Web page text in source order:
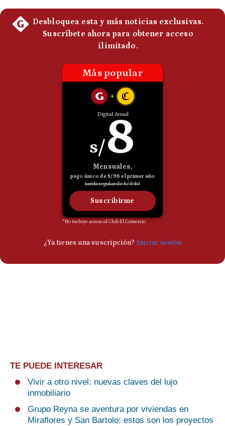
TE PUEDE INTERESAR
Vivir a otro nivel: nuevas claves del lujo
inmobiliario
Grupo Reyna se aventura por viviendas en
Miraflores y San Bartolo: estos son los proyectos